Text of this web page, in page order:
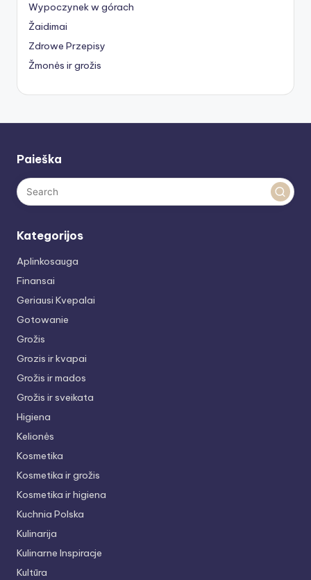
Wypoczynek w górach
Žaidimai
Zdrowe Przepisy
Žmonės ir grožis
Paieška
Kategorijos
Aplinkosauga
Finansai
Geriausi Kvepalai
Gotowanie
Grožis
Grozis ir kvapai
Grožis ir mados
Grožis ir sveikata
Higiena
Kelionės
Kosmetika
Kosmetika ir grožis
Kosmetika ir higiena
Kuchnia Polska
Kulinarija
Kulinarne Inspiracje
Kultūra